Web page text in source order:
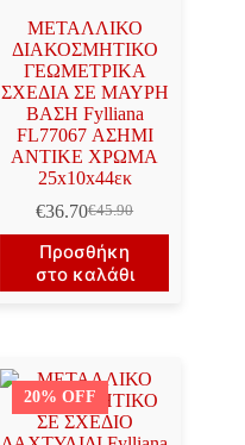
ΜΕΤΑΛΛΙΚΟ
ΔΙΑΚΟΣΜΗΤΙΚΟ
ΓΕΩΜΕΤΡΙΚΑ
ΣΧΕΔΙΑ ΣΕ ΜΑΥΡΗ
ΒΑΣΗ Fylliana
FL77067 ΑΣΗΜΙ
ΑΝΤΙΚΕ ΧΡΩΜΑ
25x10x44εκ
€45.90
Original
price
was:
€45.90.
€36.70Η
τρέχουσα
τιμή
είναι:
Προσθήκη
στο καλάθι
20% OFF